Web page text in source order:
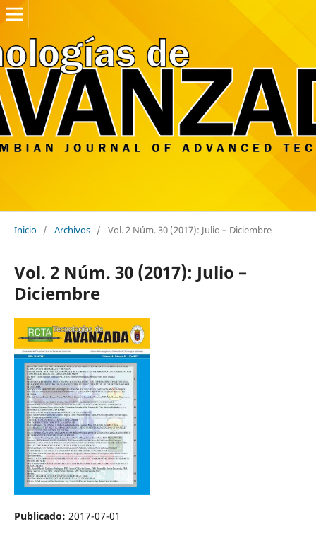
Inicio / Archivos / Vol. 2 Núm. 30 (2017): Julio – Diciembre
Vol. 2 Núm. 30 (2017): Julio –
Diciembre
Publicado: 2017-07-01